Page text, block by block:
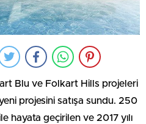
Blu ve Folkart Hills projeleri
projesini satışa sundu. 250
hayata geçirilen ve 2017 yılı